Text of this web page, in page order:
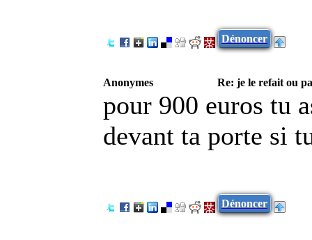
Dénoncer
Anonymes Re: je le refait ou
pour 900 euros tu
devant ta porte si
Dénoncer